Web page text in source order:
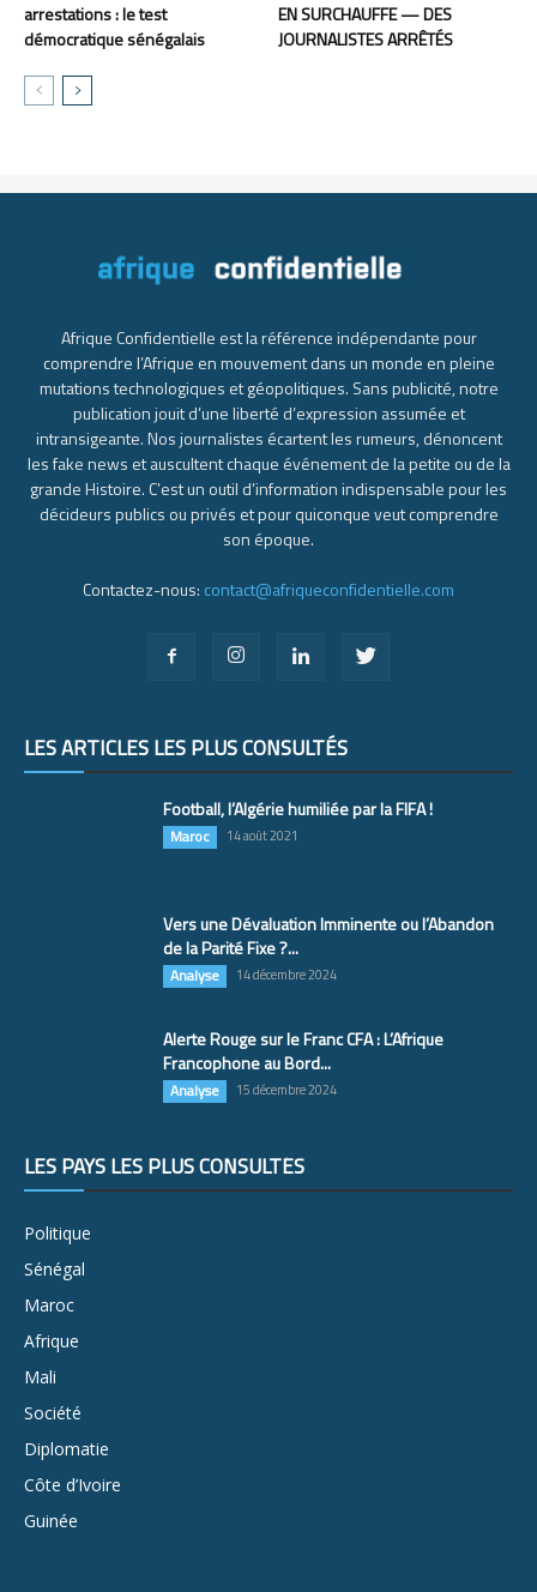
arrestations : le test
démocratique sénégalais
EN SURCHAUFFE — DES
JOURNALISTES ARRÊTÉS
Afrique Confidentielle est la référence indépendante pour
comprendre l’Afrique en mouvement dans un monde en pleine
mutations technologiques et géopolitiques. Sans publicité, notre
publication jouit d’une liberté d’expression assumée et
intransigeante. Nos journalistes écartent les rumeurs, dénoncent
les fake news et auscultent chaque événement de la petite ou de la
grande Histoire. C’est un outil d’information indispensable pour les
décideurs publics ou privés et pour quiconque veut comprendre
son époque.
Contactez-nous: contact@afriqueconfidentielle.com
LES ARTICLES LES PLUS CONSULTÉS
Football, l’Algérie humiliée par la FIFA !
Maroc 14 août 2021
Vers une Dévaluation Imminente ou l’Abandon
de la Parité Fixe ?...
Analyse 14 décembre 2024
Alerte Rouge sur le Franc CFA : L’Afrique
Francophone au Bord...
Analyse 15 décembre 2024
LES PAYS LES PLUS CONSULTÉS
Politique
Sénégal
Maroc
Afrique
Mali
Société
Diplomatie
Côte d’Ivoire
Guinée